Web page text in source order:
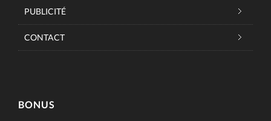
PUBLICITÉ
CONTACT
BONUS